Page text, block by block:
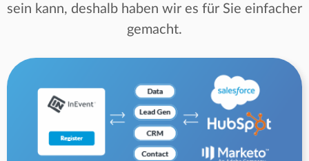
sein kann, deshalb haben wir es für Sie einfacher
gemacht.